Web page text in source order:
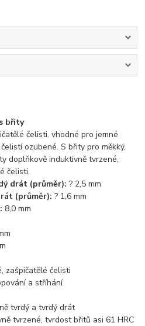
břity
čelisti. vhodné pro jemné
ozubené. S břity pro měkký,
doplňkově induktivně tvrzené,
čelisti.
drát (průměr):? 2,5 mm
(průměr):? 1,6 mm
8,0 mm
zašpičatělé čelisti
a stříhání
tvrdý a tvrdý drát
tvrzené, tvrdost břitů asi 61 HRC